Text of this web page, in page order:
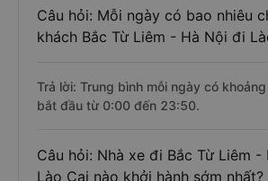
Câu hỏi: Mỗi ngày có bao nhiêu
khách Bắc Từ Liêm - Hà Nội đi
Trả lời: Trung bình mỗi ngày có
bắt đầu từ 0:00 đến 23:50.
Câu hỏi: Nhà xe đi Bắc Từ Liêm -
Lào Cai nào khởi hành sớm nhất?